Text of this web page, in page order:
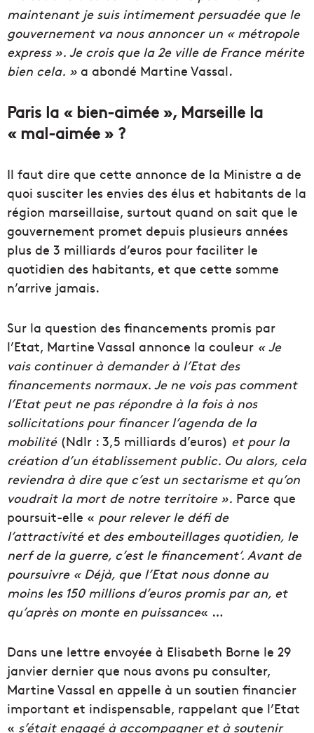
maintenant je suis intimement persuadée que le
gouvernement va nous annoncer un « métropole
express ». Je crois que la 2e ville de France mérite
bien cela. » a abondé Martine Vassal.
Paris la « bien-aimée », Marseille la
« mal-aimée » ?
Il faut dire que cette annonce de la Ministre a de
quoi susciter les envies des élus et habitants de la
région marseillaise, surtout quand on sait que le
gouvernement promet depuis plusieurs années
plus de 3 milliards d’euros pour faciliter le
quotidien des habitants, et que cette somme
n’arrive jamais.
Sur la question des financements promis par
l’Etat, Martine Vassal annonce la couleur « Je
vais continuer à demander à l’Etat des
financements normaux. Je ne vois pas comment
l’Etat peut ne pas répondre à la fois à nos
sollicitations pour financer l’agenda de la
mobilité(Ndlr : 3,5 milliards d’euros) et pour la
création d’un établissement public. Ou alors, cela
reviendra à dire que c’est un sectarisme et qu’on
voudrait la mort de notre territoire ». Parce que
poursuit-elle « pour relever le défi de
l’attractivité et des embouteillages quotidien, le
nerf de la guerre, c’est le financement’. Avant de
poursuivre « Déjà, que l’Etat nous donne au
moins les 150 millions d’euros promis par an, et
qu’après on monte en puissance« …
Dans une lettre envoyée à Elisabeth Borne le 29
janvier dernier que nous avons pu consulter,
Martine Vassal en appelle à un soutien financier
important et indispensable, rappelant que l’Etat
« s’était engagé à accompagner et à soutenir